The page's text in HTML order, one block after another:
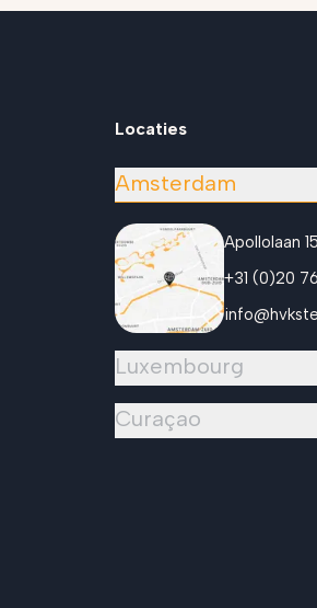
Locaties
Amsterdam
Apollolaan
+31 (0)20
Luxembourg
Curaçao